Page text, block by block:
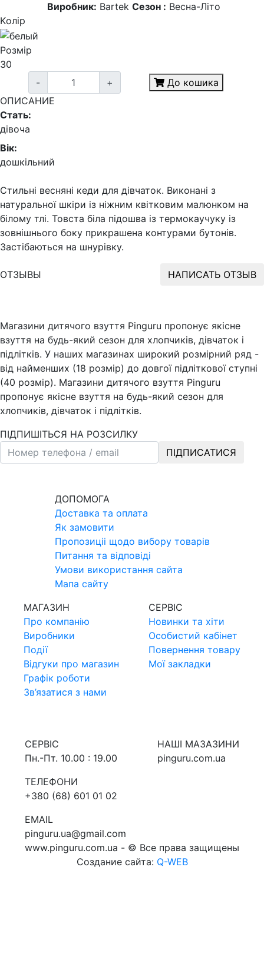
Виробник: Bartek Сезон : Весна-Літо
Kолір
Розмір
30
-
+
До кошика
ОПИСАНИЕ
Стать:
дівоча
Вік:
дошкільний
Стильні весняні кеди для дівчаток. Виконані з
натуральної шкіри із ніжним квітковим малюнком на
білому тлі. Товста біла підошва із термокаучуку із
зовнішнього боку прикрашена контурами бутонів.
Застібаються на шнурівку.
ОТЗЫВЫ НАПИСАТЬ ОТЗЫВ
Магазини дитячого взуття Pinguru пропонує якісне
взуття на будь-який сезон для хлопчиків, дівчаток і
підлітків. У наших магазинах широкий розмірний ряд -
від найменших (18 розмір) до довгої підліткової ступні
(40 розмір). Магазини дитячого взуття Pinguru
пропонує якісне взуття на будь-який сезон для
хлопчиків, дівчаток і підлітків.
ПІДПИШІТЬСЯ НА РОЗСИЛКУ
ПІДПИСАТИСЯ
ДОПОМОГА
Доставка та оплата
Як замовити
Пропозицii щодо вибору товарiв
Питання та вiдповiдi
Умови використання сайта
Мапа сайту
МАГАЗИН
Про компанiю
Виробники
Події
Відгуки про магазин
Графік роботи
Зв’язатися з нами
СЕРВIС
Новинки та хiти
Особистий кабінет
Повернення товару
Мої закладки
СЕРВIС
Пн.-Пт. 10.00 : 19.00
ТЕЛЕФОНИ
+380 (68) 601 01 02
EMAIL
pinguru.ua@gmail.com
НАШI МАЗАЗИНИ
pinguru.com.ua
www.pinguru.com.ua - © Все права защищены
Создание сайта: Q-WEB